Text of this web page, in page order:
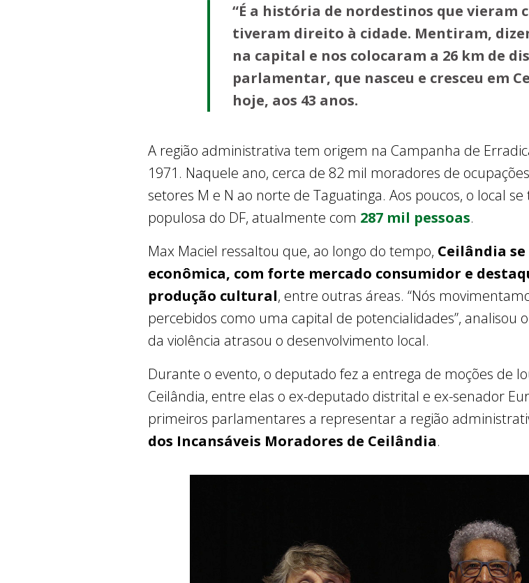
“É a história de nordestinos que vieram
tiveram direito à cidade. Mentiram,
na capital e nos colocaram a 26 km de
parlamentar, que nasceu e cresceu em
hoje, aos 43 anos.
A região administrativa tem origem na Campanha de
1971. Naquele ano, cerca de 82 mil moradores de
setores M e N ao norte de Taguatinga. Aos poucos, o local
populosa do DF, atualmente com 287 mil pessoas.
Max Maciel ressaltou que, ao longo do tempo, Ceilândia
econômica, com forte mercado consumidor e
produção cultural, entre outras áreas. “Nós
percebidos como uma capital de potencialidades”,
da violência atrasou o desenvolvimento local.
Durante o evento, o deputado fez a entrega de moções de
Ceilândia, entre elas o ex-deputado distrital e ex-senador
primeiros parlamentares a representar a região
dos Incansáveis Moradores de Ceilândia.